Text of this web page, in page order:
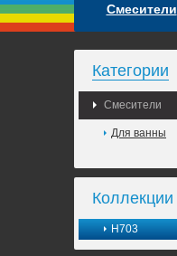
Смесители
Категории
Смесители
Для ванны
Коллекции
H703